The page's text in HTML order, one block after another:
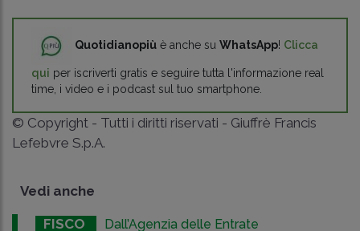
Quotidianopiù è anche su WhatsApp! Clicca
qui per iscriverti gratis e seguire tutta l'informazione real
time, i video e i podcast sul tuo smartphone.
© Copyright - Tutti i diritti riservati - Giuffrè Francis
Lefebvre S.p.A.
Vedi anche
FISCO Dall’Agenzia delle Entrate